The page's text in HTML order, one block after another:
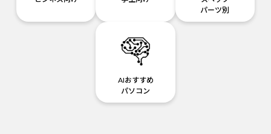
パーツ別
AIおすすめ
パソコン